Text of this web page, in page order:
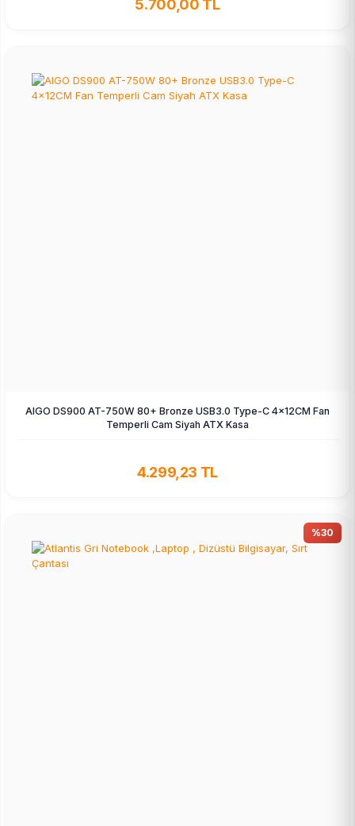
5.700,00 TL
AIGO DS900 AT-750W 80+ Bronze USB3.0 Type-C 4×12CM Fan
Temperli Cam Siyah ATX Kasa
4.299,23 TL
%30